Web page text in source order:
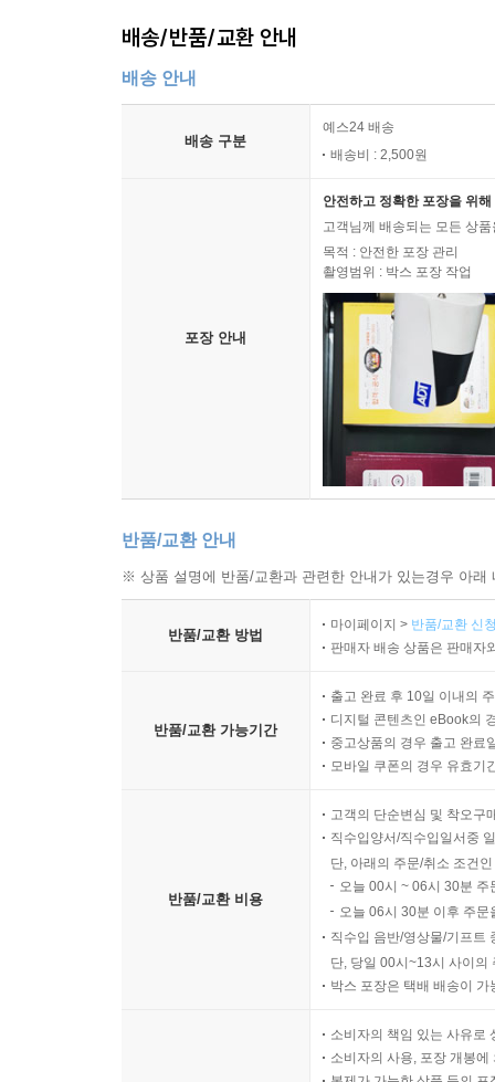
배송/반품/교환 안내
배송 안내
배송 구분
예스24 배송
배송비 : 2,500원
포장 안내
안전하고 정확한 포장을 위
고객님께 배송되는 모든 상
목적 : 안전한 포장 관리
촬영범위 : 박스 포장 작업
반품/교환 안내
※ 상품 설명에 반품/교환과 관련한 안내가 있는경우 아
반품/교환 방법
마이페이지 > 반품/교환 신
판매자 배송 상품은 판매자
반품/교환 가능기간
출고 완료 후 10일 이내의
디지털 콘텐츠인 eBook의
중고상품의 경우 출고 완료
모바일 쿠폰의 경우 유효기
반품/교환 비용
고객의 단순변심 및 착오구
직수입양서/직수입일서중
단, 아래의 주문/취소 조건
오늘 00시 ~ 06시 30분
오늘 06시 30분 이후 주
직수입 음반/영상물/기프트
단, 당일 00시~13시 사이의
박스 포장은 택배 배송이
소비자의 책임 있는 사유로
소비자의 사용, 포장 개봉